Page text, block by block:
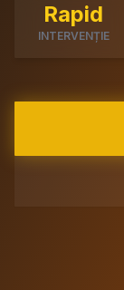
Rapid
INTERVENȚIE